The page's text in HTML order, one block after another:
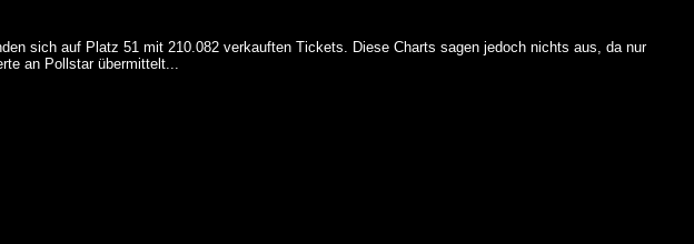
sich auf Platz 51 mit 210.082 verkauften Tickets. Diese Charts sagen jedoch nichts aus, da nur
an Pollstar übermittelt...